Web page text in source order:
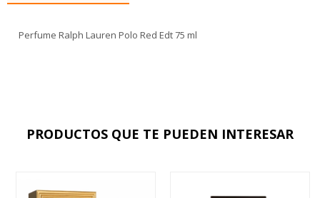
Perfume Ralph Lauren Polo Red Edt 75 ml
PRODUCTOS QUE TE PUEDEN INTERESAR